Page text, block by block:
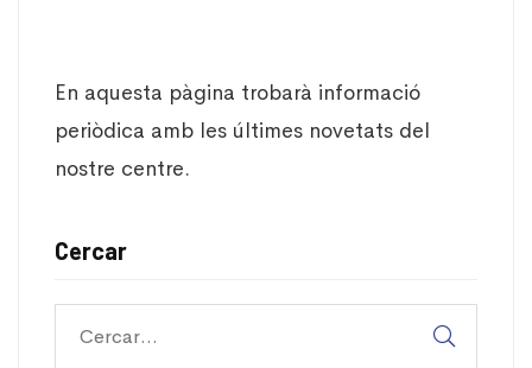
En aquesta pàgina trobarà informació
periòdica amb les últimes novetats del
nostre centre.
Cercar